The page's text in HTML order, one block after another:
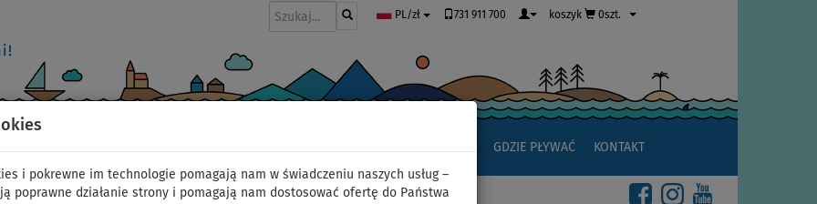
i pokrewne im technologie pomagają nam w świadczeniu naszych usług –
poprawne działanie strony i pomagają nam dostosować ofertę do Państwa
PL/zł 731 911 700 koszyk 0szt.
GDZIE PŁYWAĆ KONTAKT